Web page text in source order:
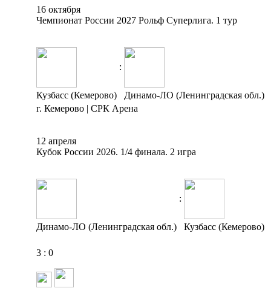
16 октября
Чемпионат России 2027 Рольф Суперлига. 1 тур
:
Кузбасс (Кемерово)
Динамо-ЛО (Ленинградская обл.)
г. Кемерово | СРК Арена
12 апреля
Кубок России 2026. 1/4 финала. 2 игра
:
Динамо-ЛО (Ленинградская обл.) Кузбасс (Кемерово)
3 : 0